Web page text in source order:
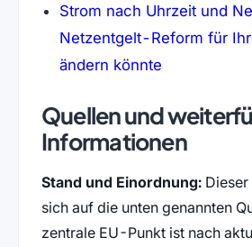
Strom nach Uhrzeit und
Netzentgelt-Reform für
ändern könnte
Quellen und
Informationen
Stand und Einordnung:Dieser
sich auf die unten genannten
zentrale EU-Punkt ist nach